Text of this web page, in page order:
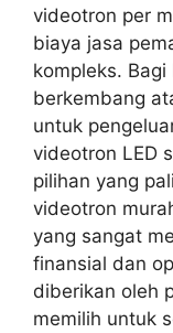
videotron per
biaya jasa
kompleks.
berkembang
untuk
videotron LED
pilihan yang
videotron
yang sangat
finansial dan
diberikan oleh
memilih untuk